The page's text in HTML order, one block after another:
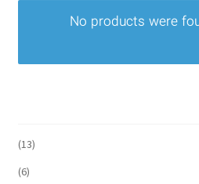
No products were
(13)
(6)